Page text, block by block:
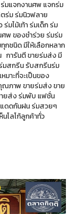
มแจกงานศพ แจกร่ม
ร่ม ร่มนิวฟลาย
มไม้เท้า ร่มเด็ก ร่ม
พ ของชำร่วย ร่มร่ม
กชนิด มีให้เลือกหลาก
การันตี ขายร่มส่ง มี
มสกรีน รับสกรีนร่ม
มาะที่จะเป็นของ
ณภาพ ขายร่มส่ง ขาย
ายส่ง ร่มพับ แฟชั่น
ดดกันฝน ร่มสวยๆ
โลโก้ลูกค้าทั่ว